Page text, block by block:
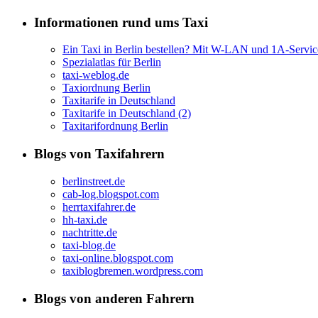
Informationen rund ums Taxi
Ein Taxi in Berlin bestellen? Mit W-LAN und 1A-
Spezialatlas für Berlin
taxi-weblog.de
Taxiordnung Berlin
Taxitarife in Deutschland
Taxitarife in Deutschland (2)
Taxitarifordnung Berlin
Blogs von Taxifahrern
berlinstreet.de
cab-log.blogspot.com
herrtaxifahrer.de
hh-taxi.de
nachtritte.de
taxi-blog.de
taxi-online.blogspot.com
taxiblogbremen.wordpress.com
Blogs von anderen Fahrern